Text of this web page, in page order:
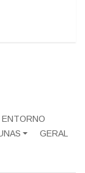
GERAL